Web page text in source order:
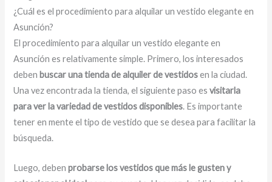
¿Cuál es el procedimiento para alquilar un vestido elegante en
Asunción?
El procedimiento para alquilar un vestido elegante en
Asunción es relativamente simple. Primero, los interesados
deben buscar una tienda de alquiler de vestidosen la ciudad.
Una vez encontrada la tienda, el siguiente paso esvisitarla
para ver la variedad de vestidos disponibles. Es importante
tener en mente el tipo de vestido que se desea para facilitar la
búsqueda.
Luego, debenprobarse los vestidos que más le gusten y